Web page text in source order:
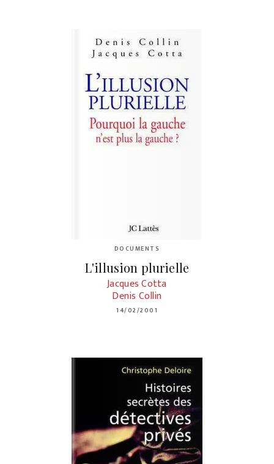
DOCUMENTS
L'illusion plurielle
Jacques Cotta
Denis Collin
14/02/2001